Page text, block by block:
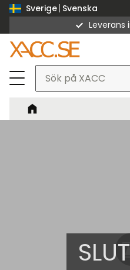
Sverige Svenska
Leverans